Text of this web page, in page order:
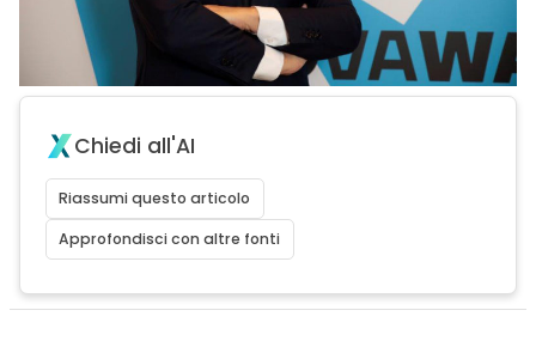
Chiedi all'AI
Riassumi questo articolo
Approfondisci con altre fonti